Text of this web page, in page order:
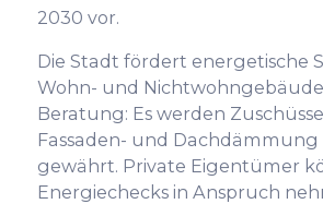
2030 vor.
Die Stadt fördert energetische
Wohn- und
Beratung: Es werden
Fassaden- und
gewährt. Private Eigentümer
Energiechecks in Anspruch